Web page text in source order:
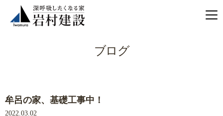
ブログ
牟呂の家、基礎工事中！
2022.03.02